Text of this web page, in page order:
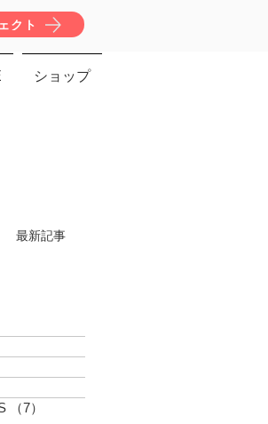
クト
ショップ
最新記事
（7）